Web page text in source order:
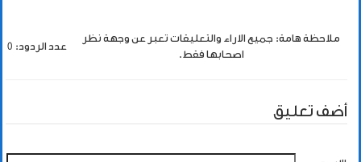
ملاحظة هامة: جميع الاراء والتعليقات تعبر عن وجهة نظر
اصحابها فقط.
عدد الردود: 0
أضف تعليق